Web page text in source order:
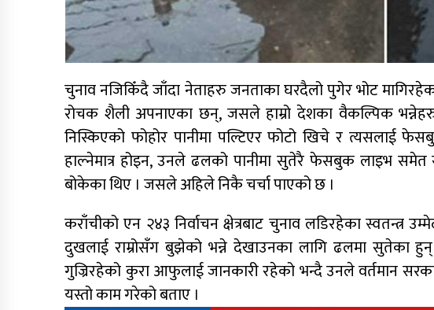
चुनाव नजिकिँदै जाँदा नेताहरु जनताका घरदैलो पुगेर भोट
रोचक शैली अपनाएका छन्, जसले हाम्रो देशका वैकल्पिक
निस्किएको फोहोर पानीमा पल्टिएर फोटो खिचे र त्यसलाई
हाल्नेमात्र होइन, उनले ढलको पानीमा सुतेरै फेसबुक लाइभ समेत
बोकेका थिए । जसले अहिले निकै चर्चा पाएको छ ।
कराँचीको एन २४३ निर्वाचन क्षेत्रबाट चुनाव लडिरहेका
दुखलाई राम्रोसँग बुझेको भन्ने देखाउनका लागि ढलमा सुतेका
गुज्रिरहेको कुरा आफुलाई जानकारी रहेको भन्दै उनले वर्तमान
यस्तो काम गरेको बताए ।